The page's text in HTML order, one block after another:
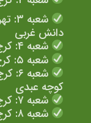
دانش غربی
شعبه ۴: کرج فردیس فلکه دوم
شعبه ۵: کرج محمد شهر
کوچه عبدی
شعبه ۷: کرج نظرآباد خ الغدیر جنوبی غدیر ۴
شعبه ۸: کرج بلوار اترک خیابان شهید صدوقی